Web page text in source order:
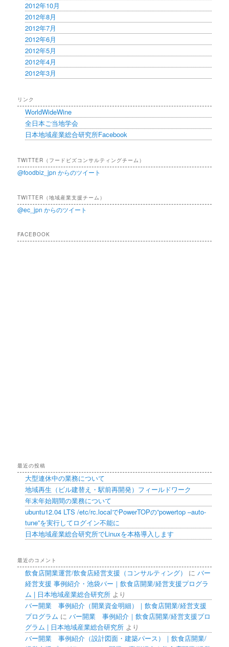
2012年10月
2012年8月
2012年7月
2012年6月
2012年5月
2012年4月
2012年3月
リンク
WorldWideWine
全日本ご当地学会
日本地域産業総合研究所Facebook
TWITTER（フードビズコンサルティングチーム）
@foodbiz_jpn からのツイート
TWITTER（地域産業支援チーム）
@ec_jpn からのツイート
FACEBOOK
最近の投稿
大型連休中の業務について
地域再生（ビル建替え・駅前再開発）フィールドワーク
年末年始期間の業務について
ubuntu12.04 LTS /etc/rc.localでPowerTOPの”powertop –auto-
tune”を実行してログイン不能に
日本地域産業総合研究所でLinuxを本格導入します
最近のコメント
飲食店開業運営/飲食店経営支援（コンサルティング） にバー
経営支援 事例紹介・池袋バー｜飲食店開業/経営支援プログラ
ム | 日本地域産業総合研究所 より
バー開業 事例紹介（開業資金明細）｜飲食店開業/経営支援
プログラム にバー開業 事例紹介｜飲食店開業/経営支援プロ
グラム | 日本地域産業総合研究所 より
バー開業 事例紹介（設計図面・建築パース）｜飲食店開業/